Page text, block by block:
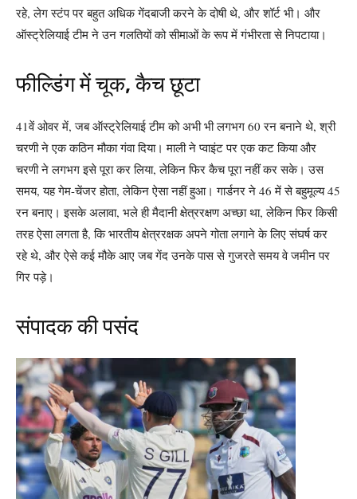
रहे, लेग स्टंप पर बहुत अधिक गेंदबाजी करने के दोषी थे, और शॉर्ट भी। और
ऑस्ट्रेलियाई टीम ने उन गलतियों को सीमाओं के रूप में गंभीरता से निपटाया।
फील्डिंग में चूक, कैच छूटा
41वें ओवर में, जब ऑस्ट्रेलियाई टीम को अभी भी लगभग 60 रन बनाने थे, श्री
चरणी ने एक कठिन मौका गंवा दिया। माली ने प्वाइंट पर एक कट किया और
चरणी ने लगभग इसे पूरा कर लिया, लेकिन फिर कैच पूरा नहीं कर सके। उस
समय, यह गेम-चेंजर होता, लेकिन ऐसा नहीं हुआ। गार्डनर ने 46 में से बहुमूल्य 45
रन बनाए। इसके अलावा, भले ही मैदानी क्षेत्ररक्षण अच्छा था, लेकिन फिर किसी
तरह ऐसा लगता है, कि भारतीय क्षेत्ररक्षक अपने गोता लगाने के लिए संघर्ष कर
रहे थे, और ऐसे कई मौके आए जब गेंद उनके पास से गुजरते समय वे जमीन पर
गिर पड़े।
संपादक की पसंद